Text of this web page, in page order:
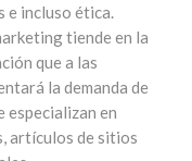
e incluso ética.
tiende en la
que a las
la demanda de
especializan en
artículos de sitios